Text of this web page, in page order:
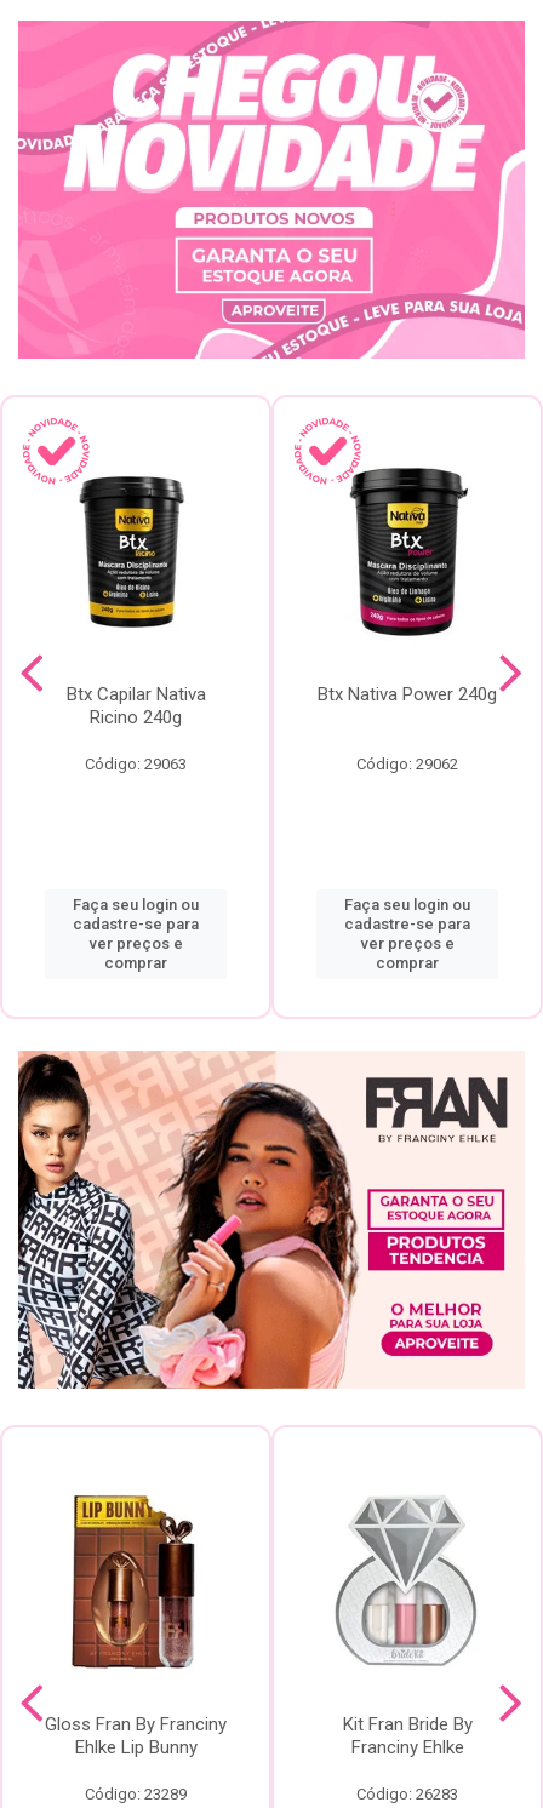
Btx Capilar Nativa
Ricino 240g
Código: 29063
Faça seu login ou
cadastre-se para
ver preços e
comprar
Btx Nativa Power 240g
Código: 29062
Faça seu login ou
cadastre-se para
ver preços e
comprar
Gloss Fran By Franciny
Ehlke Lip Bunny
Código: 23289
Kit Fran Bride By
Franciny Ehlke
Código: 26283